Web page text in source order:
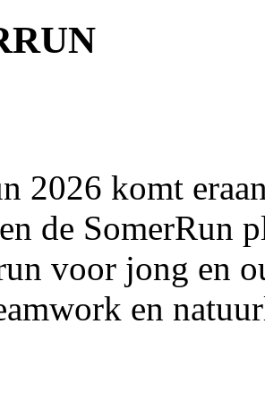
2026 komt
de SomerRun
voor jong en
en